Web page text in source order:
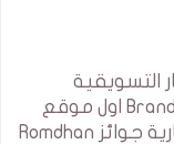
التسويقية
المبتكرة والهادفة يطلق موقع Brands.Tn اول موقع
في تونس مختص في العلامات التجارية جوائز Romdhan